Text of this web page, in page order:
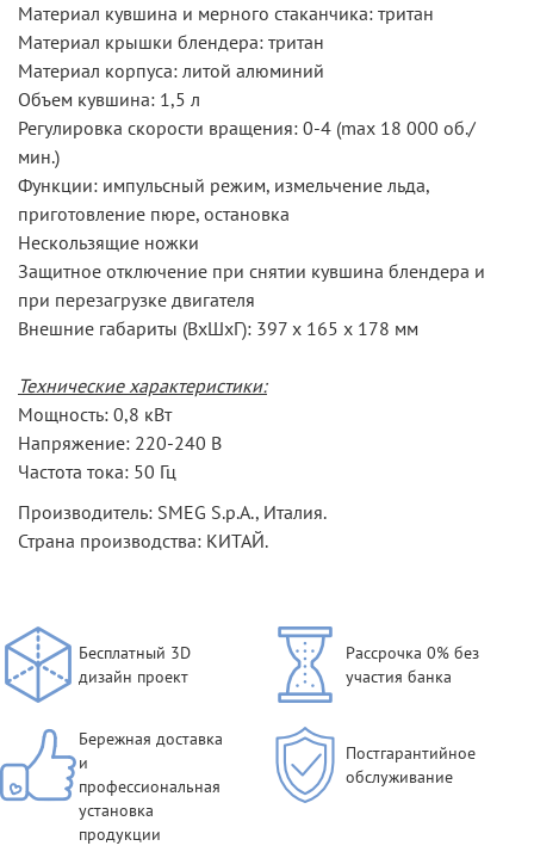
Материал кувшина и мерного стаканчика: тритан
Материал крышки блендера: тритан
Материал корпуса: литой алюминий
Объем кувшина: 1,5 л
Регулировка скорости вращения: 0-4 (max 18 000 об./
мин.)
Функции: импульсный режим, измельчение льда,
приготовление пюре, остановка
Нескользящие ножки
Защитное отключение при снятии кувшина блендера и
при перезагрузке двигателя
Внешние габариты (ВхШхГ): 397 х 165 х 178 мм
Технические характеристики:
Мощность: 0,8 кВт
Напряжение: 220-240 В
Частота тока: 50 Гц
Производитель: SMEG S.p.A., Италия.
Страна производства: КИТАЙ.
Бесплатный 3D
дизайн проект
Рассрочка 0% без
участия банка
Бережная доставка
и
профессиональная
установка
продукции
Постгарантийное
обслуживание